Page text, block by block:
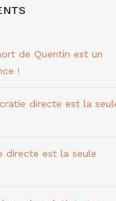
de Quentin est un
!
directe est la
directe est la seule